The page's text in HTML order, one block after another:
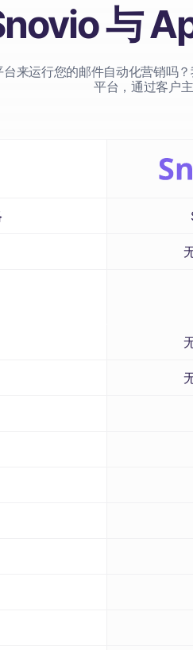
与
来运行您的邮件自动化营销吗
平台，通过客户